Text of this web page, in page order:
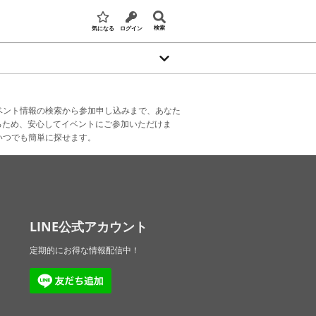
気になる ログイン 検索
ト情報の検索から参加申し込みまで、あなた
め、安心してイベントにご参加いただけま
でも簡単に探せます。
LINE公式アカウント
定期的にお得な情報配信中！